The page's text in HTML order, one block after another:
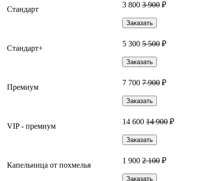
Стандарт
3 800 3 900 ₽
Заказать
Стандарт+
5 300 5 500 ₽
Заказать
Премиум
7 700 7 900 ₽
Заказать
VIP - премиум
14 600 14 900 ₽
Заказать
Капельница от похмелья
1 900 2 100 ₽
Заказать